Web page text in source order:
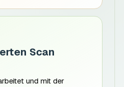
Scan
und mit der